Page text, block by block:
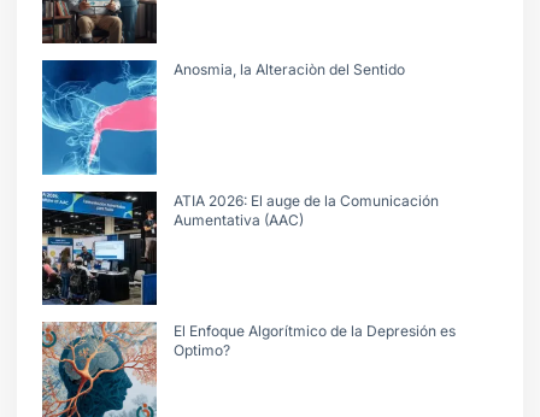
Anosmia, la Alteraciòn del Sentido
ATIA 2026: El auge de la Comunicación
Aumentativa (AAC)
El Enfoque Algorítmico de la Depresión es
Optimo?